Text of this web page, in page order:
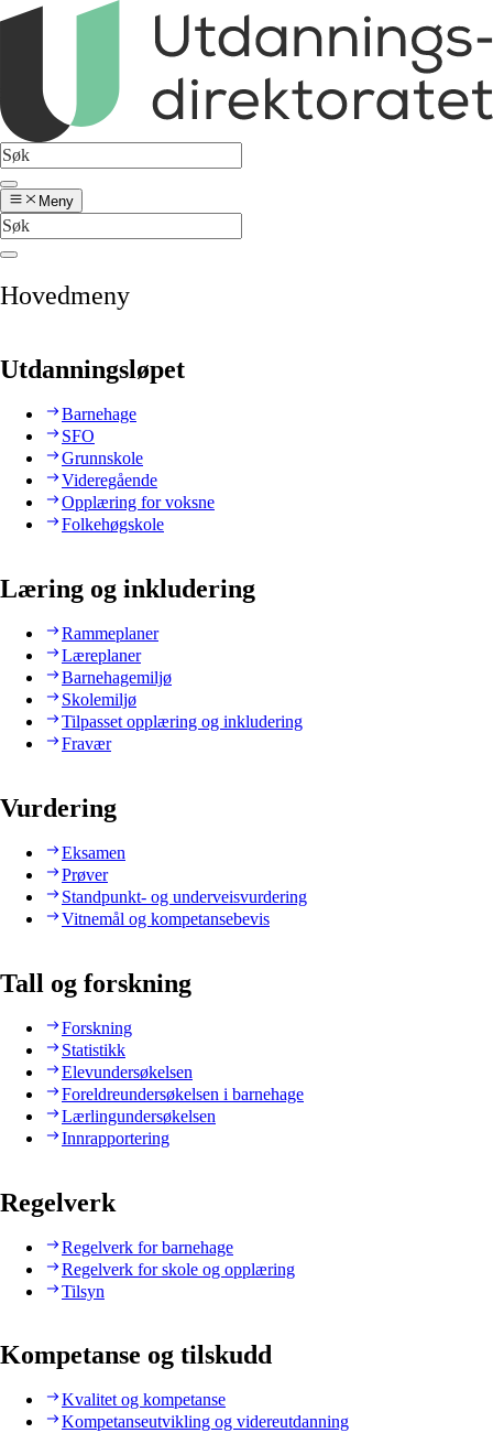
Meny
Hovedmeny
Utdanningsløpet
Barnehage
SFO
Grunnskole
Videregående
Opplæring for voksne
Folkehøgskole
Læring og inkludering
Rammeplaner
Læreplaner
Barnehagemiljø
Skolemiljø
Tilpasset opplæring og inkludering
Fravær
Vurdering
Eksamen
Prøver
Standpunkt- og underveisvurdering
Vitnemål og kompetansebevis
Tall og forskning
Forskning
Statistikk
Elevundersøkelsen
Foreldreundersøkelsen i barnehage
Lærlingundersøkelsen
Innrapportering
Regelverk
Regelverk for barnehage
Regelverk for skole og opplæring
Tilsyn
Kompetanse og tilskudd
Kvalitet og kompetanse
Kompetanseutvikling og videreutdanning